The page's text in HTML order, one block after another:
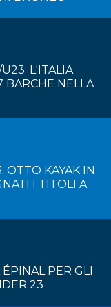
L'ITALIA
BARCHE NELLA
OTTO KAYAK IN
I TITOLI A
PER GLI
23